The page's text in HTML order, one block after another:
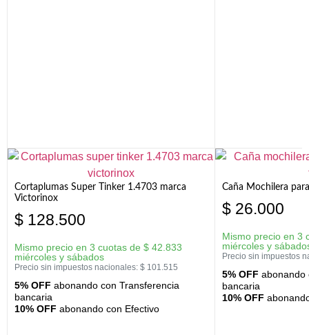
Cortaplumas Super Tinker 1.4703 marca
Victorinox
$ 128.500
Mismo precio en 3 cuotas de $ 42.833
miércoles y sábados
Precio sin impuestos nacionales: $ 101.515
5% OFF abonando con Transferencia
bancaria
10% OFF abonando con Efectivo
Caña Mochilera
$ 26.000
Mismo precio en 3
miércoles y
Precio sin impuestos
5% OFF abonando
bancaria
10% OFF